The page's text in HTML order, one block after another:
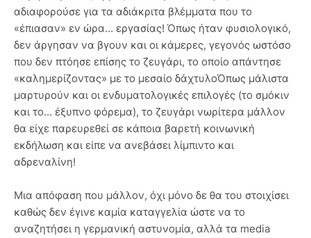
αδιαφορούσε για τα αδιάκριτα βλέμματα που το
«έπιασαν» εν ώρα… εργασίας! Όπως ήταν φυσιολογικό,
δεν άργησαν να βγουν και οι κάμερες, γεγονός ωστόσο
που δεν πτόησε επίσης το ζευγάρι, το οποίο απάντησε
«καλημερίζοντας» με το μεσαίο δάχτυλοΌπως μάλιστα
μαρτυρούν και οι ενδυματολογικές επιλογές (το σμόκιν
και το… έξυπνο φόρεμα), το ζευγάρι νωρίτερα μάλλον
θα είχε παρευρεθεί σε κάποια βαρετή κοινωνική
εκδήλωση και είπε να ανεβάσει λίμπιντο και
αδρεναλίνη!
Μια απόφαση που μάλλον, όχι μόνο δε θα του στοιχίσει
καθώς δεν έγινε καμία καταγγελία ώστε να το
αναζητήσει η γερμανική αστυνομία, αλλά τα media